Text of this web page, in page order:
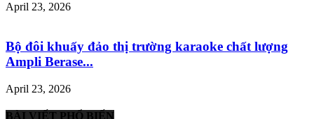
April 23, 2026
Bộ đôi khuấy đảo thị trường karaoke chất lượng
Ampli Berase...
April 23, 2026
BÀI VIẾT PHỔ BIẾN